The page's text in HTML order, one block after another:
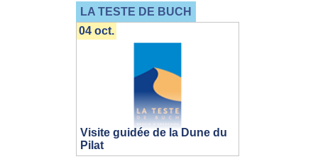
LA TESTE DE BUCH
Visite guidée de la Dune du
Pilat
04 oct.